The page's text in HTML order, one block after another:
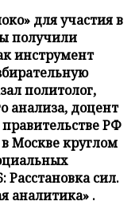
для участия в
получили
инструмент
политолог,
анализа, доцент
РФ
Москве круглом
сил.
аналитика» .